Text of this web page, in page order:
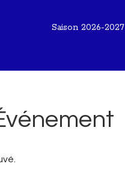
Saison 2026-2027